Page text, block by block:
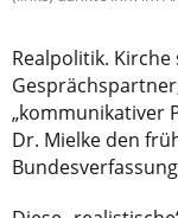
Realpolitik.
„kommunikativer
Dr. Mielke den